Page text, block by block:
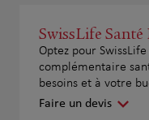
SwissLife
Optez pour
complémentaire
besoins et à votre
Faire un devis